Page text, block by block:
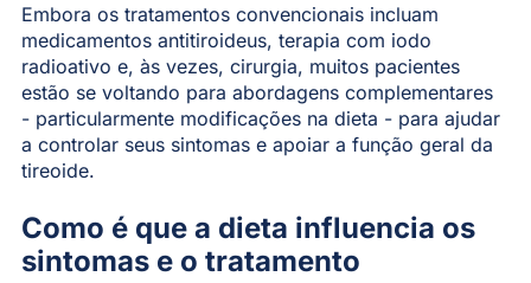
Embora os tratamentos convencionais incluam
medicamentos antitiroideus, terapia com iodo
radioativo e, às vezes, cirurgia, muitos pacientes
estão se voltando para abordagens complementares
- particularmente modificações na dieta - para ajudar
a controlar seus sintomas e apoiar a função geral da
tireoide.
Como é que a dieta influencia os
sintomas e o tratamento